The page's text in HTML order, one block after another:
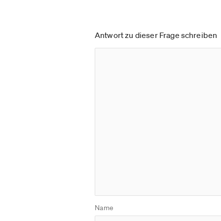
Antwort zu dieser Frage schreiben
Name